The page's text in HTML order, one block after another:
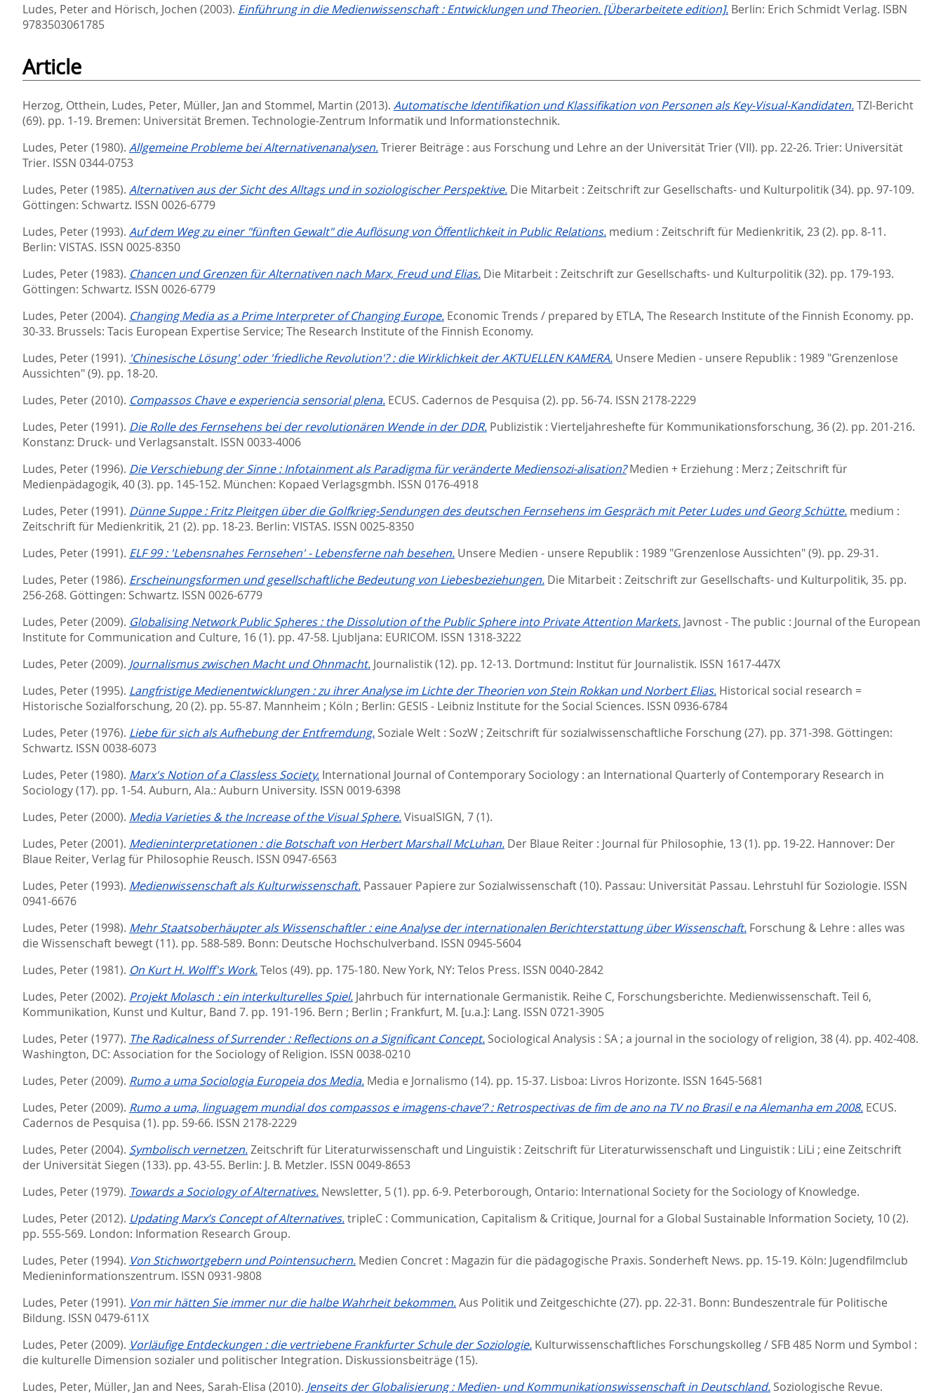
Ludes, Peterand Hörisch, Jochen (2003). Einführung in die Medienwissenschaft : Entwicklungen und Theorien. [Überarbeitete edition]. Berlin: Erich Schmidt Verlag. ISBN
9783503061785
Article
Herzog, Otthein, Ludes, Peter, Müller, Jan and Stommel, Martin (2013). Automatische Identifikation und Klassifikation von Personen als Key-Visual-Kandidaten.TZI-Bericht
(69). pp. 1-19. Bremen: Universität Bremen. Technologie-Zentrum Informatik und Informationstechnik.
Ludes, Peter(1980). Allgemeine Probleme bei Alternativenanalysen.Trierer Beiträge : aus Forschung und Lehre an der Universität Trier (VII). pp. 22-26. Trier: Universität
Trier. ISSN 0344-0753
Ludes, Peter(1985). Alternativen aus der Sicht des Alltags und in soziologischer Perspektive. Die Mitarbeit : Zeitschrift zur Gesellschafts- und Kulturpolitik (34). pp. 97-109.
Göttingen: Schwartz. ISSN 0026-6779
Ludes, Peter(1993). Auf dem Weg zu einer "fünften Gewalt" die Auflösung von Öffentlichkeit in Public Relations. medium : Zeitschrift für Medienkritik, 23 (2). pp. 8-11.
Berlin: VISTAS. ISSN 0025-8350
Ludes, Peter(1983). Chancen und Grenzen für Alternativen nach Marx, Freud und Elias. Die Mitarbeit : Zeitschrift zur Gesellschafts- und Kulturpolitik (32). pp. 179-193.
Göttingen: Schwartz. ISSN 0026-6779
Ludes, Peter(2004). Changing Media as a Prime Interpreter of Changing Europe. Economic Trends / prepared by ETLA, The Research Institute of the Finnish Economy. pp.
30-33. Brussels: Tacis European Expertise Service; The Research Institute of the Finnish Economy.
Ludes, Peter(1991). 'Chinesische Lösung' oder 'friedliche Revolution'? : die Wirklichkeit der AKTUELLEN KAMERA. Unsere Medien - unsere Republik : 1989 "Grenzenlose
Aussichten" (9). pp. 18-20.
Ludes, Peter(2010). Compassos Chave e experiencia sensorial plena. ECUS. Cadernos de Pesquisa (2). pp. 56-74. ISSN 2178-2229
Ludes, Peter(1991). Die Rolle des Fernsehens bei der revolutionären Wende in der DDR. Publizistik : Vierteljahreshefte für Kommunikationsforschung, 36 (2). pp. 201-216.
Konstanz: Druck- und Verlagsanstalt. ISSN 0033-4006
Ludes, Peter(1996). Die Verschiebung der Sinne : Infotainment als Paradigma für veränderte Mediensozi-alisation? Medien + Erziehung : Merz ; Zeitschrift für
Medienpädagogik, 40 (3). pp. 145-152. München: Kopaed Verlagsgmbh. ISSN 0176-4918
Ludes, Peter(1991). Dünne Suppe : Fritz Pleitgen über die Golfkrieg-Sendungen des deutschen Fernsehens im Gespräch mit Peter Ludes und Georg Schütte. medium :
Zeitschrift für Medienkritik, 21 (2). pp. 18-23. Berlin: VISTAS. ISSN 0025-8350
Ludes, Peter(1991). ELF 99 : 'Lebensnahes Fernsehen' - Lebensferne nah besehen. Unsere Medien - unsere Republik : 1989 "Grenzenlose Aussichten" (9). pp. 29-31.
Ludes, Peter(1986). Erscheinungsformen und gesellschaftliche Bedeutung von Liebesbeziehungen. Die Mitarbeit : Zeitschrift zur Gesellschafts- und Kulturpolitik, 35. pp.
256-268. Göttingen: Schwartz. ISSN 0026-6779
Ludes, Peter(2009). Globalising Network Public Spheres : the Dissolution of the Public Sphere into Private Attention Markets. Javnost - The public : Journal of the European
Institute for Communication and Culture, 16 (1). pp. 47-58. Ljubljana: EURICOM. ISSN 1318-3222
Ludes, Peter(2009). Journalismus zwischen Macht und Ohnmacht. Journalistik (12). pp. 12-13. Dortmund: Institut für Journalistik. ISSN 1617-447X
Ludes, Peter(1995). Langfristige Medienentwicklungen : zu ihrer Analyse im Lichte der Theorien von Stein Rokkan und Norbert Elias. Historical social research =
Historische Sozialforschung, 20 (2). pp. 55-87. Mannheim ; Köln ; Berlin: GESIS - Leibniz Institute for the Social Sciences. ISSN 0936-6784
Ludes, Peter(1976). Liebe für sich als Aufhebung der Entfremdung. Soziale Welt : SozW ; Zeitschrift für sozialwissenschaftliche Forschung (27). pp. 371-398. Göttingen:
Schwartz. ISSN 0038-6073
Ludes, Peter(1980). Marx's Notion of a Classless Society. International Journal of Contemporary Sociology : an International Quarterly of Contemporary Research in
Sociology (17). pp. 1-54. Auburn, Ala.: Auburn University. ISSN 0019-6398
Ludes, Peter(2000). Media Varieties & the Increase of the Visual Sphere.VisualSIGN, 7 (1).
Ludes, Peter(2001). Medieninterpretationen : die Botschaft von Herbert Marshall McLuhan. Der Blaue Reiter : Journal für Philosophie, 13 (1). pp. 19-22. Hannover: Der
Blaue Reiter, Verlag für Philosophie Reusch. ISSN 0947-6563
Ludes, Peter(1993). Medienwissenschaft als Kulturwissenschaft. Passauer Papiere zur Sozialwissenschaft (10). Passau: Universität Passau. Lehrstuhl für Soziologie. ISSN
0941-6676
Ludes, Peter(1998). Mehr Staatsoberhäupter als Wissenschaftler : eine Analyse der internationalen Berichterstattung über Wissenschaft. Forschung & Lehre : alles was
die Wissenschaft bewegt (11). pp. 588-589. Bonn: Deutsche Hochschulverband. ISSN 0945-5604
Ludes, Peter(1981). On Kurt H. Wolff's Work.Telos (49). pp. 175-180. New York, NY: Telos Press. ISSN 0040-2842
Ludes, Peter(2002). Projekt Molasch : ein interkulturelles Spiel. Jahrbuch für internationale Germanistik. Reihe C, Forschungsberichte. Medienwissenschaft. Teil 6,
Kommunikation, Kunst und Kultur, Band 7. pp. 191-196. Bern ; Berlin ; Frankfurt, M. [u.a.]: Lang. ISSN 0721-3905
Ludes, Peter(1977). The Radicalness of Surrender : Reflections on a Significant Concept. Sociological Analysis : SA ; a journal in the sociology of religion, 38 (4). pp. 402-408.
Washington, DC: Association for the Sociology of Religion. ISSN 0038-0210
Ludes, Peter(2009). Rumo a uma Sociologia Europeia dos Media. Media e Jornalismo (14). pp. 15-37. Lisboa: Livros Horizonte. ISSN 1645-5681
Ludes, Peter(2009). Rumo a uma‚ linguagem mundial dos compassos e imagens-chave’? : Retrospectivas de fim de ano na TV no Brasil e na Alemanha em 2008. ECUS.
Cadernos de Pesquisa (1). pp. 59-66. ISSN 2178-2229
Ludes, Peter(2004). Symbolisch vernetzen.Zeitschrift für Literaturwissenschaft und Linguistik : Zeitschrift für Literaturwissenschaft und Linguistik : LiLi ; eine Zeitschrift
der Universität Siegen (133). pp. 43-55. Berlin: J. B. Metzler. ISSN 0049-8653
Ludes, Peter(1979). Towards a Sociology of Alternatives. Newsletter, 5 (1). pp. 6-9. Peterborough, Ontario: International Society for the Sociology of Knowledge.
Ludes, Peter(2012). Updating Marx’s Concept of Alternatives.tripleC : Communication, Capitalism & Critique, Journal for a Global Sustainable Information Society, 10 (2).
pp. 555-569. London: Information Research Group.
Ludes, Peter(1994). Von Stichwortgebern und Pointensuchern. Medien Concret : Magazin für die pädagogische Praxis. Sonderheft News. pp. 15-19. Köln: Jugendfilmclub
Medieninformationszentrum. ISSN 0931-9808
Ludes, Peter(1991). Von mir hätten Sie immer nur die halbe Wahrheit bekommen.Aus Politik und Zeitgeschichte (27). pp. 22-31. Bonn: Bundeszentrale für Politische
Bildung. ISSN 0479-611X
Ludes, Peter(2009). Vorläufige Entdeckungen : die vertriebene Frankfurter Schule der Soziologie. Kulturwissenschaftliches Forschungskolleg / SFB 485 Norm und Symbol :
die kulturelle Dimension sozialer und politischer Integration. Diskussionsbeiträge (15).
Ludes, Peter, Müller, Jan and Nees, Sarah-Elisa (2010). Jenseits der Globalisierung : Medien- und Kommunikationswissenschaft in Deutschland. Soziologische Revue.